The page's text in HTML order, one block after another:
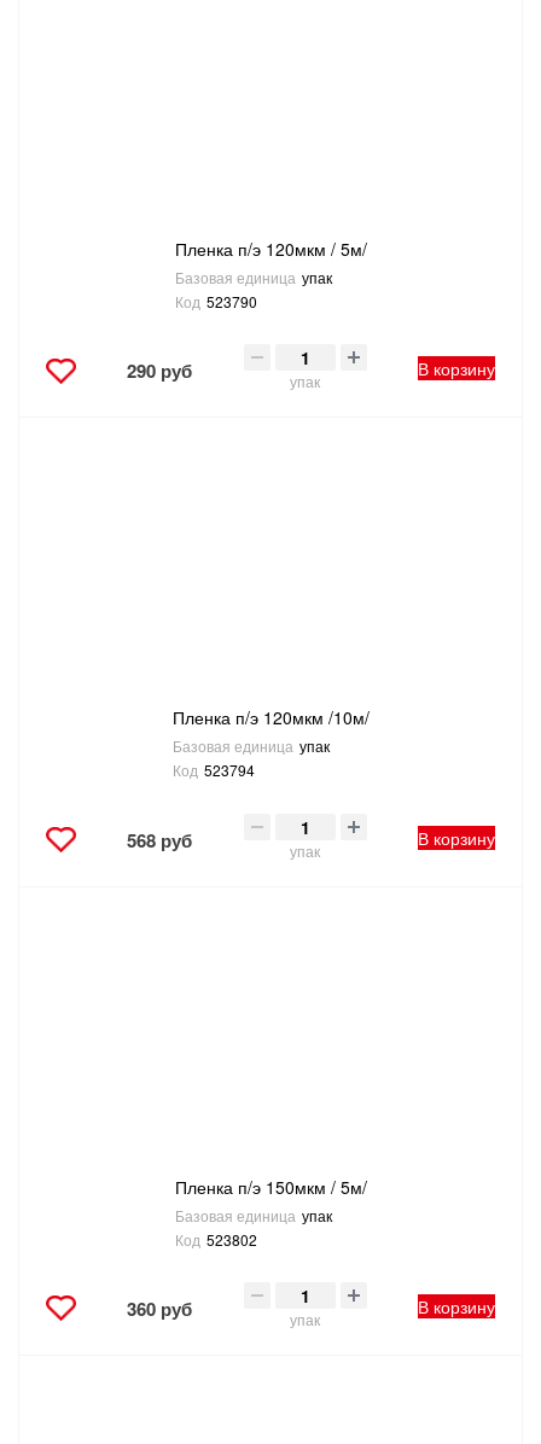
Пленка п/э 120мкм / 5м/
Базовая единица упак
Код 523790
290 руб упак
В корзину
Пленка п/э 120мкм /10м/
Базовая единица упак
Код 523794
568 руб упак
В корзину
Пленка п/э 150мкм / 5м/
Базовая единица упак
Код 523802
360 руб упак
В корзину